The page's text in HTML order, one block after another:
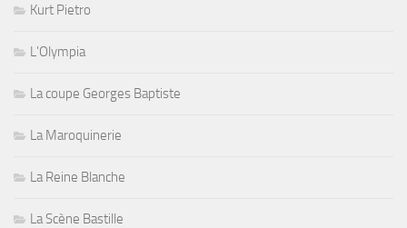
Kurt Pietro
L'Olympia
La coupe Georges Baptiste
La Maroquinerie
La Reine Blanche
La Scène Bastille